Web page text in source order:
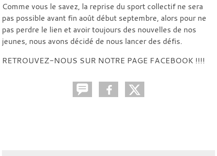
Comme vous le savez, la reprise du sport collectif ne sera
pas possible avant fin août début septembre, alors pour ne
pas perdre le lien et avoir toujours des nouvelles de nos
jeunes, nous avons décidé de nous lancer des défis.
RETROUVEZ-NOUS SUR NOTRE PAGE FACEBOOK !!!!